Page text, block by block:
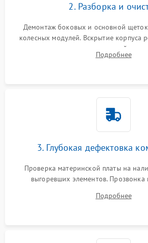
2. Разборка и
Демонтаж боковых и основной
колесных модулей. Вскрытие корпуса
очистка внутренних полостей,
скопившейся пыли, волос и
Подробнее
3. Глубокая дефектовка
Проверка материнской платы на
выгоревших элементов. Прозвонка
тестирование приводных моторов
всасывания. Оценка состояния
Подробнее